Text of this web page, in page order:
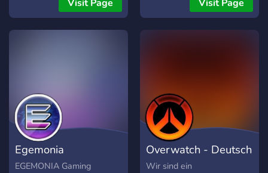
de jogo aqui! ¡Únete a una
de las mejores
participa en torneos de
Overwatch y conoce
amigos y compañeros de
juego aquí.
Visit Page Visit Page
Egemonia
EGEMONIA Gaming
Overwatch - Deutsch
Wir sind ein